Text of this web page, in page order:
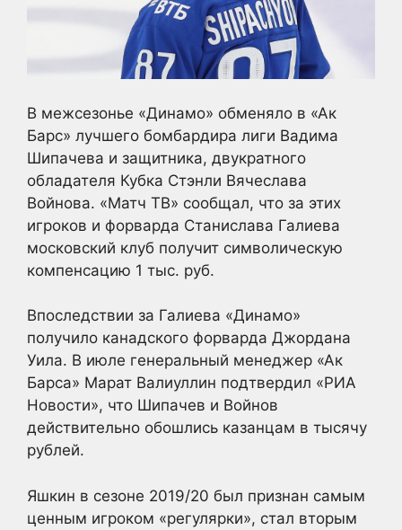
В межсезонье «Динамо» обменяло в «Ак
Барс» лучшего бомбардира лиги Вадима
Шипачева и защитника, двукратного
обладателя Кубка Стэнли Вячеслава
Войнова. «Матч ТВ» сообщал, что за этих
игроков и форварда Станислава Галиева
московский клуб получит символическую
компенсацию 1 тыс. руб.
Впоследствии за Галиева «Динамо»
получило канадского форварда Джордана
Уила. В июле генеральный менеджер «Ак
Барса» Марат Валиуллин подтвердил «РИА
Новости», что Шипачев и Войнов
действительно обошлись казанцам в тысячу
рублей.
Яшкин в сезоне 2019/20 был признан самым
ценным игроком «регулярки», стал вторым